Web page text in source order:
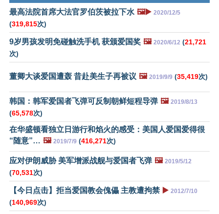
最高法院首席大法官罗伯茨被拉下水 🖼️▶️ 2020/12/5
(319,815次)
9岁男孩发明免碰触洗手机 获颁爱国奖 🖼️ 2020/6/12 (21,721
次)
董卿大谈爱国遭轰 昔赴美生子再被议 🖼️ 2019/9/9 (35,419次)
韩国：韩军爱国者飞弹可反制朝鲜短程导弹 🖼️ 2019/8/13
(65,578次)
在华盛顿看独立日游行和焰火的感受：美国人爱国爱得很
“随意”… 🖼️ 2019/7/9 (416,271次)
应对伊朗威胁 美军增派战舰与爱国者飞弹 🖼️ 2019/5/12
(70,531次)
【今日点击】拒当爱国教会傀儡 主教遭拘禁 ▶️ 2012/7/10
(140,969次)